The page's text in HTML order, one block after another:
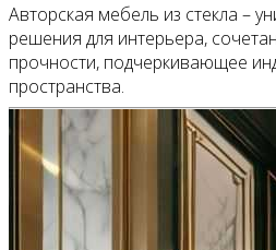
Авторская мебель из стекла –
решения для интерьера,
прочности, подчеркивающее
пространства.